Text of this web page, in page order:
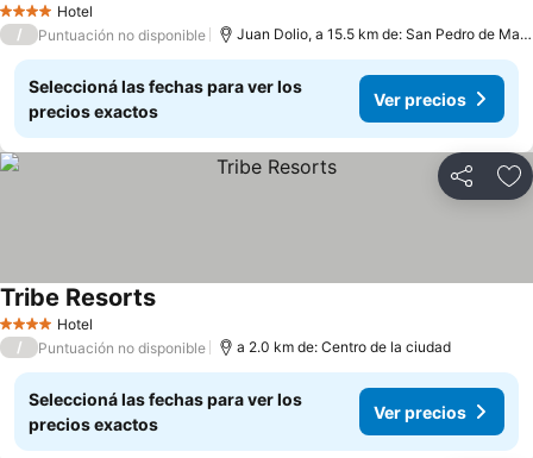
4 EstrellasHotel
/ Puntuación no disponible Juan Dolio, a 15.5 km de: San Pedro de Macoris
Seleccioná las fechas para ver los
precios exactos
Ver precios
Compartir
4 EstrellasHotel
Tribe Resorts
/ Puntuación no disponible a 2.0 km de: Centro de la ciudad
Seleccioná las fechas para ver los
precios exactos
Ver precios